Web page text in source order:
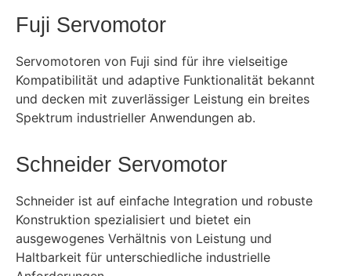
Fuji Servomotor
Servomotoren von Fuji sind für ihre vielseitige
Kompatibilität und adaptive Funktionalität bekannt
und decken mit zuverlässiger Leistung ein breites
Spektrum industrieller Anwendungen ab.
Schneider Servomotor
Schneider ist auf einfache Integration und robuste
Konstruktion spezialisiert und bietet ein
ausgewogenes Verhältnis von Leistung und
Haltbarkeit für unterschiedliche industrielle